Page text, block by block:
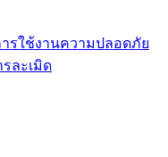
รใช้งานความปลอดภัย
รละเมิด